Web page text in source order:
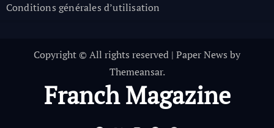
Conditions générales d’utilisation
Copyright © All rights reserved | Paper News by
Themeansar.
Franch Magazine